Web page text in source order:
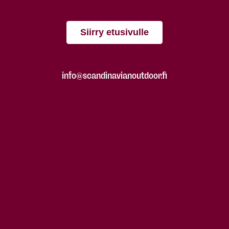
Siirry etusivulle
info@scandinavianoutdoor.fi